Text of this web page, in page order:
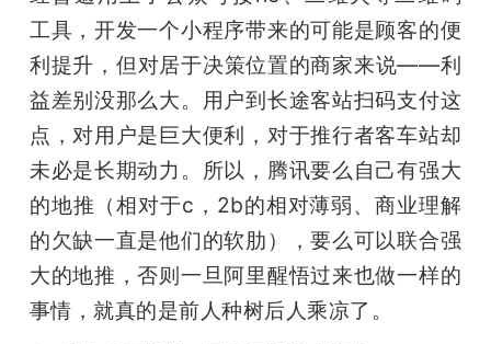
工具，开发一个小程序带来的可能是顾客的便
利提升，但对居于决策位置的商家来说——利
益差别没那么大。用户到长途客站扫码支付这
点，对用户是巨大便利，对于推行者客车站却
未必是长期动力。所以，腾讯要么自己有强大
的地推（相对于c，2b的相对薄弱、商业理解
的欠缺一直是他们的软肋），要么可以联合强
大的地推，否则一旦阿里醒悟过来也做一样的
事情，就真的是前人种树后人乘凉了。